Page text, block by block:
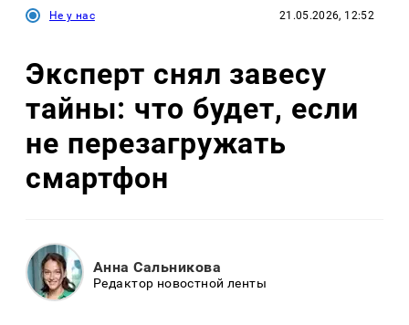
Не у нас 21.05.2026, 12:52
Эксперт снял завесу
тайны: что будет, если
не перезагружать
смартфон
Анна Сальникова
Редактор новостной ленты